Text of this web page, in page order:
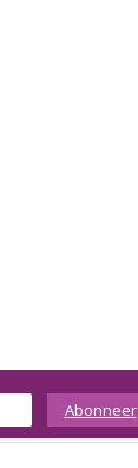
Abonneer